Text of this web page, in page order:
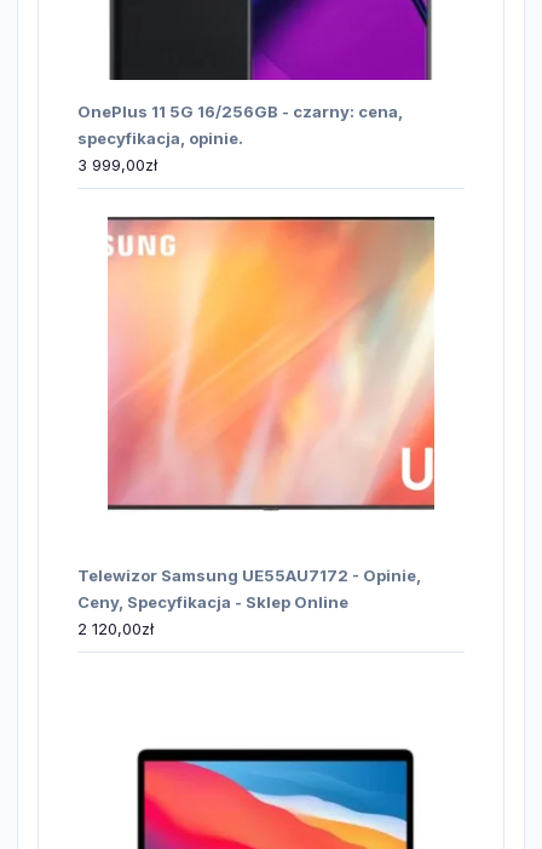
OnePlus 11 5G 16/256GB - czarny: cena,
specyfikacja, opinie.
3 999,00zł
Telewizor Samsung UE55AU7172 - Opinie,
Ceny, Specyfikacja - Sklep Online
2 120,00zł